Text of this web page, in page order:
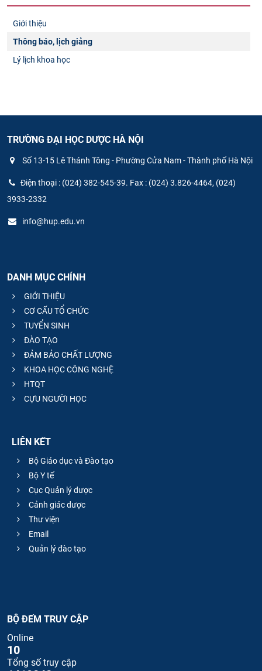
Giới thiệu
Thông báo, lịch giảng
Lý lịch khoa học
TRƯỜNG ĐẠI HỌC DƯỢC HÀ NỘI
Số 13-15 Lê Thánh Tông - Phường Cửa Nam - Thành phố Hà Nội
Điện thoại : (024) 382-545-39. Fax : (024) 3.826-4464, (024)
3933-2332
info@hup.edu.vn
DANH MỤC CHÍNH
GIỚI THIỆU
CƠ CẤU TỔ CHỨC
TUYỂN SINH
ĐÀO TẠO
ĐẢM BẢO CHẤT LƯỢNG
KHOA HỌC CÔNG NGHỆ
HTQT
CỰU NGƯỜI HỌC
LIÊN KẾT
Bộ Giáo dục và Đào tạo
Bộ Y tế
Cục Quản lý dược
Cảnh giác dược
Thư viện
Email
Quản lý đào tạo
BỘ ĐẾM TRUY CẬP
Online
10
Tổng số truy cập